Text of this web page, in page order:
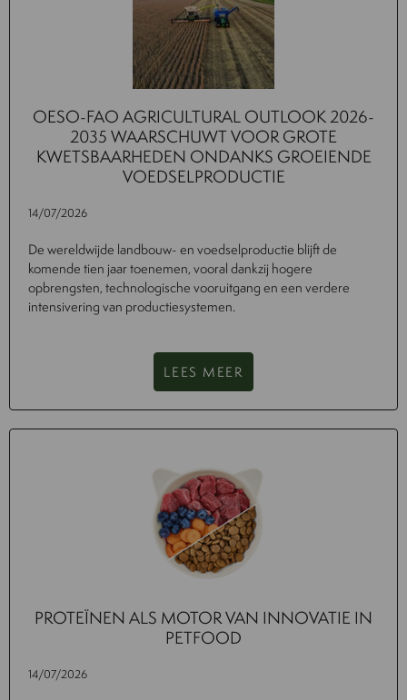
OESO-FAO AGRICULTURAL OUTLOOK 2026-
2035 WAARSCHUWT VOOR GROTE
KWETSBAARHEDEN ONDANKS GROEIENDE
VOEDSELPRODUCTIE
14/07/2026
De wereldwijde landbouw- en voedselproductie blijft de
komende tien jaar toenemen, vooral dankzij hogere
opbrengsten, technologische vooruitgang en een verdere
intensivering van productiesystemen.
LEES MEER
PROTEÏNEN ALS MOTOR VAN INNOVATIE IN
PETFOOD
14/07/2026